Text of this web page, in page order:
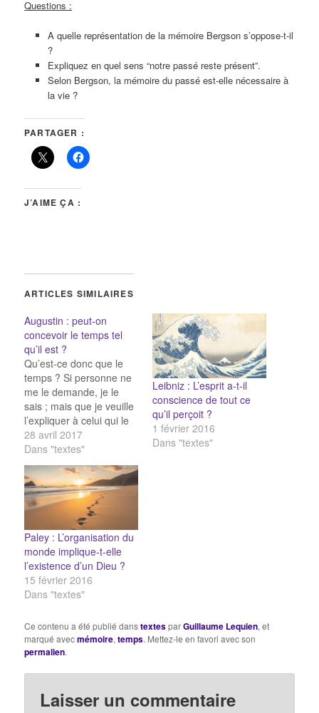
Questions :
A quelle représentation de la mémoire Bergson s’oppose-t-il
?
Expliquez en quel sens “notre passé reste présent”.
Selon Bergson, la mémoire du passé est-elle nécessaire à
la vie ?
PARTAGER :
J’AIME ÇA :
ARTICLES SIMILAIRES
Augustin : peut-on
concevoir le temps tel
qu’il est ?
Qu’est-ce donc que le
temps ? Si personne ne
me le demande, je le
sais ; mais que je veuille
l’expliquer à celui qui le
demande, je ne le sais
pas ! Et pourtant - je le
dis en toute confiance -
je sais que si rien ne se
passait,…
28 avril 2017
Dans "textes"
Leibniz : L’esprit a-t-il
conscience de tout ce
qu’il perçoit ?
1 février 2016
Dans "textes"
Paley : L’organisation du
monde implique-t-elle
l’existence d’un Dieu ?
15 février 2016
Dans "textes"
Ce contenu a été publié danstextesparGuillaume Lequien, et
marqué avecmémoire,temps. Mettez-le en favori avec son
permalien.
Laisser un commentaire